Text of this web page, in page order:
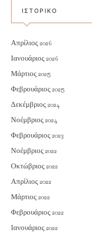
ΙΣΤΟΡΙΚΌ
Απρίλιος 2026
Ιανουάριος 2026
Μάρτιος 2025
Φεβρουάριος 2025
Δεκέμβριος 2024
Νοέμβριος 2024
Φεβρουάριος 2023
Νοέμβριος 2022
Οκτώβριος 2022
Απρίλιος 2022
Μάρτιος 2022
Φεβρουάριος 2022
Ιανουάριος 2022